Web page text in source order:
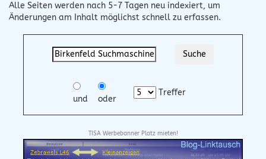
Alle Seiten werden nach 5-7 Tagen neu indexiert, um
Änderungen am Inhalt möglichst schnell zu erfassen.
und oder
Treffer
TISA Werbebanner Platz mieten!